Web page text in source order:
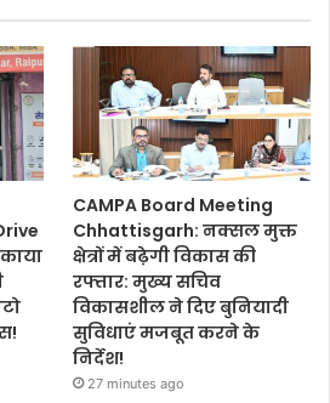
CAMPA Board Meeting
Chhattisgarh: नक्सल मुक्त
क्षेत्रों में बढ़ेगी विकास की
रफ्तार: मुख्य सचिव
विकासशील ने दिए बुनियादी
सुविधाएं मजबूत करने के
निर्देश!
27 minutes ago